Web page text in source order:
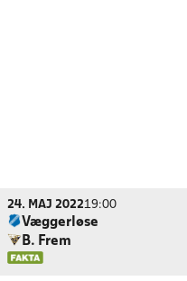
24. MAJ 202219:00
Væggerløse
B. Frem